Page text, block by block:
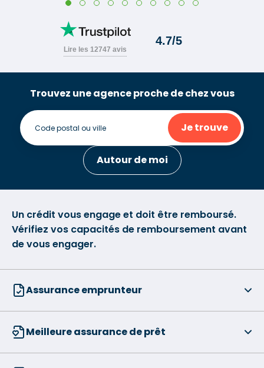
Trouvez une agence proche de chez vous
Je trouve
Autour de moi
Un crédit vous engage et doit être remboursé.
Vérifiez vos capacités de remboursement avant
de vous engager.
Assurance emprunteur
Meilleure assurance de prêt